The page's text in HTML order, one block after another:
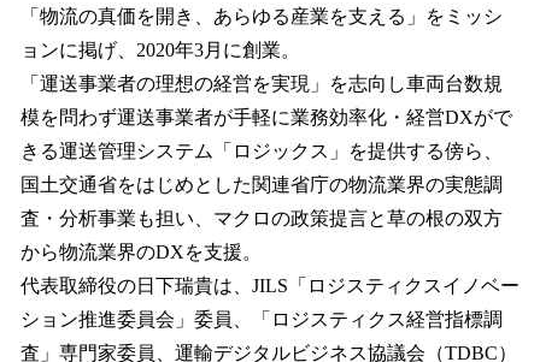
「物流の真価を開き、あらゆる産業を支える」をミッシ
ョンに掲げ、2020年3月に創業。
「運送事業者の理想の経営を実現」を志向し車両台数規
模を問わず運送事業者が手軽に業務効率化・経営DXがで
きる運送管理システム「ロジックス」を提供する傍ら、
国土交通省をはじめとした関連省庁の物流業界の実態調
査・分析事業も担い、マクロの政策提言と草の根の双方
から物流業界のDXを支援。
代表取締役の日下瑞貴は、JILS「ロジスティクスイノベー
ション推進委員会」委員、「ロジスティクス経営指標調
査」専門家委員、運輸デジタルビジネス協議会（TDBC）